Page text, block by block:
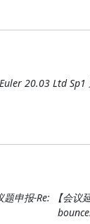
20.03 Ltd
申报-Re: 【会